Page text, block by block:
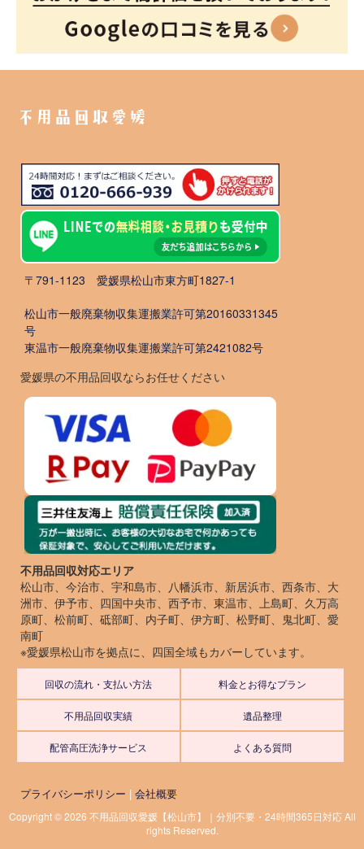
不用品回収愛媛
〒791-1123 愛媛県松山市東方町1827-1
松山市一般廃棄物収集運搬業許可第20160331345
号
東温市一般廃棄物収集運搬業許可第2421082号
愛媛県の不用品回収ならお任せください
不用品回収対応エリア
松山市、今治市、宇和島市、八幡浜市、新居浜市、西条市、大
洲市、伊予市、四国中央市、西予市、東温市、上島町、久万高
原町、松前町、砥部町、内子町、伊方町、松野町、鬼北町、愛
南町
※愛媛県松山市を拠点に、四国全域もカバーしています。
回収の流れ・支払い方法 料金とお得なプラン
不用品回収実績 遺品整理
配管高圧洗浄サービス よくある質問
プライバシーポリシー | 会社概要
Copyright © 2026 不用品回収愛媛【松山市】｜分別不要・24時間365日対応 All
rights Reserved.